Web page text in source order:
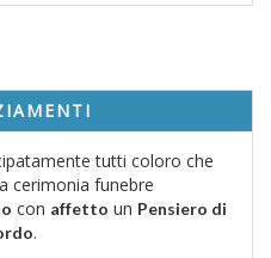
tutti coloro che
cerimonia funebre
con affetto un Pensiero di
.